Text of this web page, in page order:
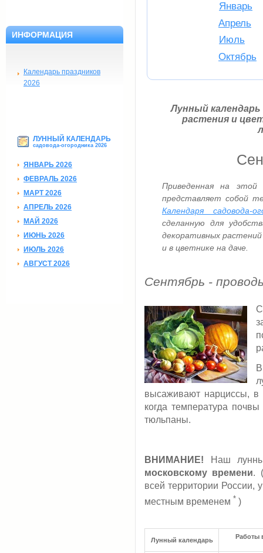
ИНФОРМАЦИЯ
Календарь праздников
2026
ЛУННЫЙ КАЛЕНДАРЬ
садовода-огородника 2026
ЯНВАРЬ 2026
ФЕВРАЛЬ 2026
МАРТ 2026
АПРЕЛЬ 2026
МАЙ 2026
ИЮНЬ 2026
ИЮЛЬ 2026
АВГУСТ 2026
Январь
Апрель
Июль
Октябрь
Лунный
растения и
Приведенная на этой
представляет собой
Календаря
сделанную для
декоративных
и в цветнике на даче.
Сентябрь -
высаживают нарциссы, в
когда температура
тюльпаны.
ВНИМАНИЕ! Наш
московскому времени.
всей территории России,
местным временем * )
Лунный календарь Работы